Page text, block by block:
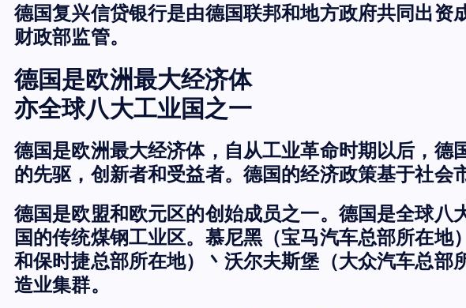
德国复兴信贷银行是由德国联邦和地方政府共同出资
财政部监管。
德国是欧洲最大经济体
亦全球八大工业国之一
德国是欧洲最大经济体，自从工业革命时期以后，德
的先驱，创新者和受益者。德国的经济政策基于社会
德国是欧盟和欧元区的创始成员之一。德国是全球八
国的传统煤钢工业区。慕尼黑（宝马汽车总部所在地
和保时捷总部所在地）丶沃尔夫斯堡（大众汽车总部
造业集群。